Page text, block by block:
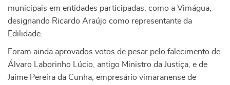
municipais em entidades participadas, como a Vimágua,
designando Ricardo Araújo como representante da
Edilidade.
Foram ainda aprovados votos de pesar pelo falecimento de
Álvaro Laborinho Lúcio, antigo Ministro da Justiça, e de
Jaime Pereira da Cunha, empresário vimaranense de